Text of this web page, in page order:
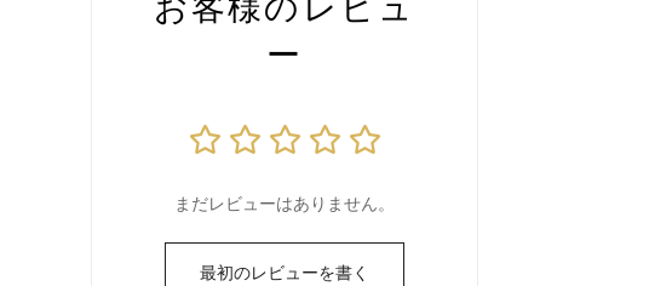
ー
まだレビューはありません。
最初のレビューを書く